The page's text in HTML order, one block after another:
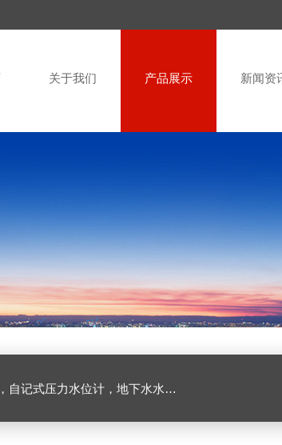
关于我们 产品展示 新闻资
记式压力水位计，地下水水位计